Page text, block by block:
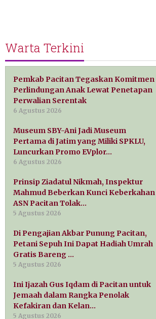
Warta Terkini
Pemkab Pacitan Tegaskan Komitmen
Perlindungan Anak Lewat Penetapan
Perwalian Serentak
6 Agustus 2026
Museum SBY-Ani Jadi Museum
Pertama di Jatim yang Miliki SPKLU,
Luncurkan Promo EVplor…
6 Agustus 2026
Prinsip Ziadatul Nikmah, Inspektur
Mahmud Beberkan Kunci Keberkahan
ASN Pacitan Tolak…
5 Agustus 2026
Di Pengajian Akbar Punung Pacitan,
Petani Sepuh Ini Dapat Hadiah Umrah
Gratis Bareng …
5 Agustus 2026
Ini Ijazah Gus Iqdam di Pacitan untuk
Jemaah dalam Rangka Penolak
Kefakiran dan Kelan…
5 Agustus 2026